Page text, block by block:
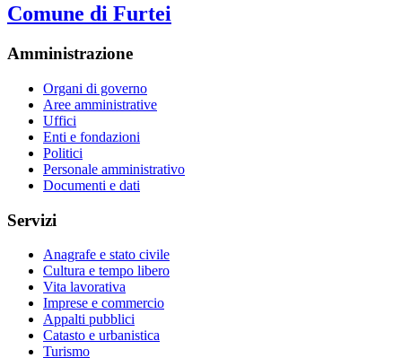
Comune di Furtei
Amministrazione
Organi di governo
Aree amministrative
Uffici
Enti e fondazioni
Politici
Personale amministrativo
Documenti e dati
Servizi
Anagrafe e stato civile
Cultura e tempo libero
Vita lavorativa
Imprese e commercio
Appalti pubblici
Catasto e urbanistica
Turismo